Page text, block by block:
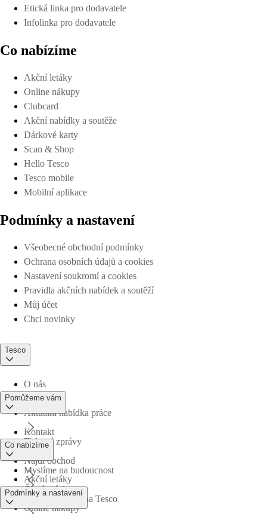
Etická linka pro dodavatele
Infolinka pro dodavatele
Co nabízíme
Akční letáky
Online nákupy
Clubcard
Akční nabídky a soutěže
Dárkové karty
Scan & Shop
Hello Tesco
Tesco mobile
Mobilní aplikace
Podmínky a nastavení
Všeobecné obchodní podmínky
Ochrana osobních údajů a cookies
Nastavení soukromí a cookies
Pravidla akčních nabídek a soutěží
Můj účet
Chci novinky
Tesco
O nás
Aktuální nabídka práce
Tiskové zprávy
Myslíme na budoucnost
Obchodní skupina Tesco
Pomůžeme vám
Kontakt
Najdi obchod
Časté otázky
Co nabízíme
Akční letáky
Online nákupy
Podmínky a nastavení